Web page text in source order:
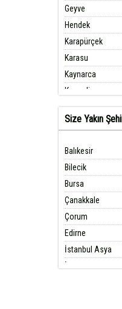
Geyve
Hendek
Karapürçek
Karasu
Kaynarca
Kocaali
Pamukova
Sapanca
Söğütlü
Taraklı
Size Yakın
Balıkesir
Bilecik
Bursa
Çanakkale
Çorum
Edirne
İstanbul Asya